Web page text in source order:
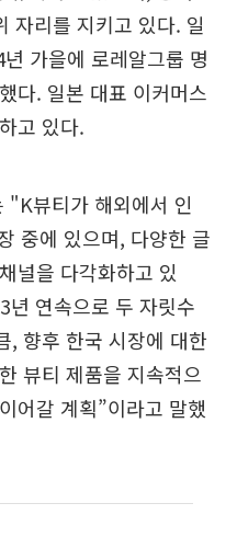
자리를 지키고 있다. 일
가을에 로레알그룹 명
다. 일본 대표 이커머스
고 있다.
"K뷰티가 해외에서 인
중에 있으며, 다양한 글
널을 다각화하고 있
년 연속으로 두 자릿수
, 향후 한국 시장에 대한
뷰티 제품을 지속적으
어갈 계획”이라고 말했